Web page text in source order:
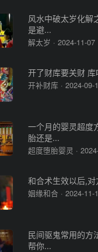
风水中破太岁化解
是避...
解太岁 · 2024-11-07
开了财库要关财
开补财库 · 2024-09-
一个月的婴灵超度
胎还是...
超度堕胎婴灵 ·
和合术生效以后,对
姻缘和合 · 2024-11-
民间驱鬼常用的方
帮你...